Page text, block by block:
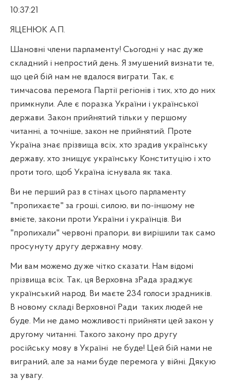
10:37:21
ЯЦЕНЮК А.П.
Шановні члени парламенту! Сьогодні у нас дуже
складний і непростий день. Я змушений визнати те,
що цей бій нам не вдалося виграти. Так, є
тимчасова перемога Партії регіонів і тих, хто до них
примкнули. Але є поразка України і української
держави. Закон прийнятий тільки у першому
читанні, а точніше, закон не прийнятий. Проте
Україна знає прізвища всіх, хто зрадив українську
державу, хто знищує українську Конституцію і хто
проти того, щоб Україна існувала як така.
Ви не перший раз в стінах цього парламенту
"пропихаєте" за гроші, силою, ви по-іншому не
вмієте, закони проти України і українців. Ви
"пропихали" червоні прапори, ви вирішили так само
просунуту другу державну мову.
Ми вам можемо дуже чітко сказати. Нам відомі
прізвища всіх. Так, ця Верховна зРада зраджує
український народ. Ви маєте 234 голоси зрадників.
В новому складі Верховної Ради таких людей не
буде. Ми не дамо можливості прийняти цей закон у
другому читанні. Такого закону про другу
російську мову в Україні не буде! Цей бій нами не
виграний, але за нами буде перемога у війні. Дякую
за увагу.